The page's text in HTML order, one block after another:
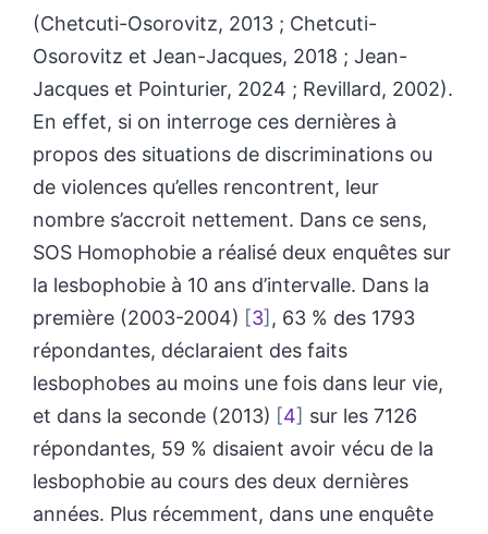
(Chetcuti-Osorovitz, 2013 ; Chetcuti-
Osorovitz et Jean-Jacques, 2018 ; Jean-
Jacques et Pointurier, 2024 ; Revillard, 2002).
En effet, si on interroge ces dernières à
propos des situations de discriminations ou
de violences qu’elles rencontrent, leur
nombre s’accroit nettement. Dans ce sens,
SOS Homophobie a réalisé deux enquêtes sur
la lesbophobie à 10 ans d’intervalle. Dans la
première (2003-2004)
3 , 63 % des 1793
répondantes, déclaraient des faits
lesbophobes au moins une fois dans leur vie,
et dans la seconde (2013)
4
sur les 7126
répondantes, 59 % disaient avoir vécu de la
lesbophobie au cours des deux dernières
années. Plus récemment, dans une enquête